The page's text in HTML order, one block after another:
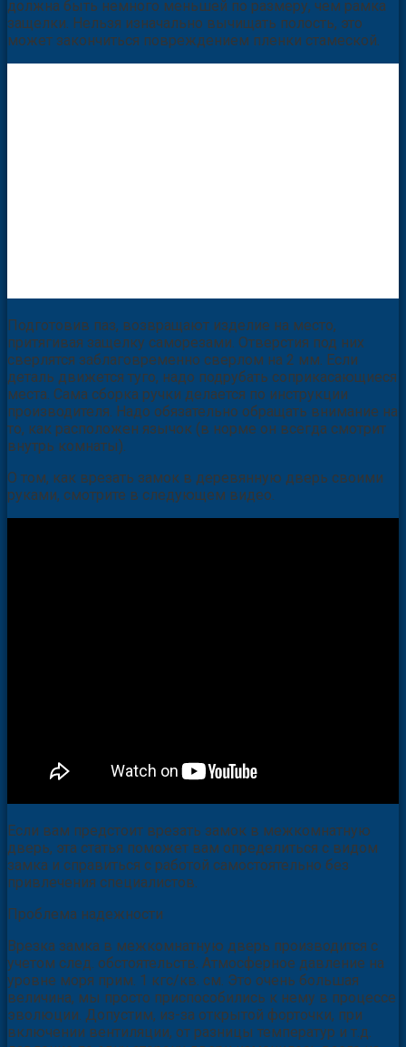
должна быть немного меньшей по размеру, чем рамка
защелки. Нельзя изначально вычищать полость, это
может закончиться повреждением пленки стамеской.
Подготовив паз, возвращают изделие на место,
притягивая защелку саморезами. Отверстия под них
сверлятся заблаговременно сверлом на 2 мм. Если
деталь движется туго, надо подрубать соприкасающиеся
места. Сама сборка ручки делается по инструкции
производителя. Надо обязательно обращать внимание на
то, как расположен язычок (в норме он всегда смотрит
внутрь комнаты).
О том, как врезать замок в деревянную дверь своими
руками, смотрите в следующем видео.
Если вам предстоит врезать замок в межкомнатную
дверь, эта статья поможет вам определиться с видом
замка и справиться с работой самостоятельно без
привлечения специалистов.
Проблема надежности
Врезка замка в межкомнатную дверь производится с
учетом след. обстоятельств. Атмосферное давление на
уровне моря прим. 1 кгс/кв. см. Это очень большая
величина, мы просто приспособились к нему в процессе
эволюции. Допустим, из-за открытой форточки, при
включении вентиляции, от разницы температур и т.д.